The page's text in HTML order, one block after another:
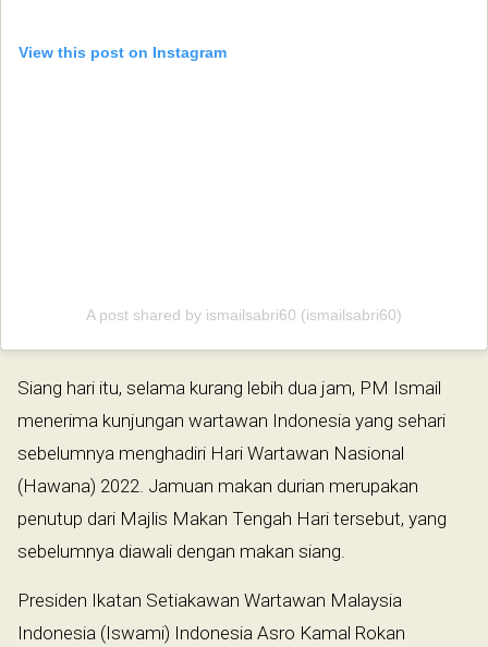
View this post on Instagram
A post shared by ismailsabri60 (ismailsabri60)
Siang hari itu, selama kurang lebih dua jam, PM Ismail
menerima kunjungan wartawan Indonesia yang sehari
sebelumnya menghadiri Hari Wartawan Nasional
(Hawana) 2022. Jamuan makan durian merupakan
penutup dari Majlis Makan Tengah Hari tersebut, yang
sebelumnya diawali dengan makan siang.
Presiden Ikatan Setiakawan Wartawan Malaysia
Indonesia (Iswami) Indonesia Asro Kamal Rokan